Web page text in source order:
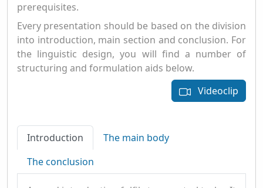
prerequisites.
Every presentation should be based on the division
into introduction, main section and conclusion. For
the linguistic design, you will find a number of
structuring and formulation aids below.
Videoclip
Introduction
The main body
The conclusion